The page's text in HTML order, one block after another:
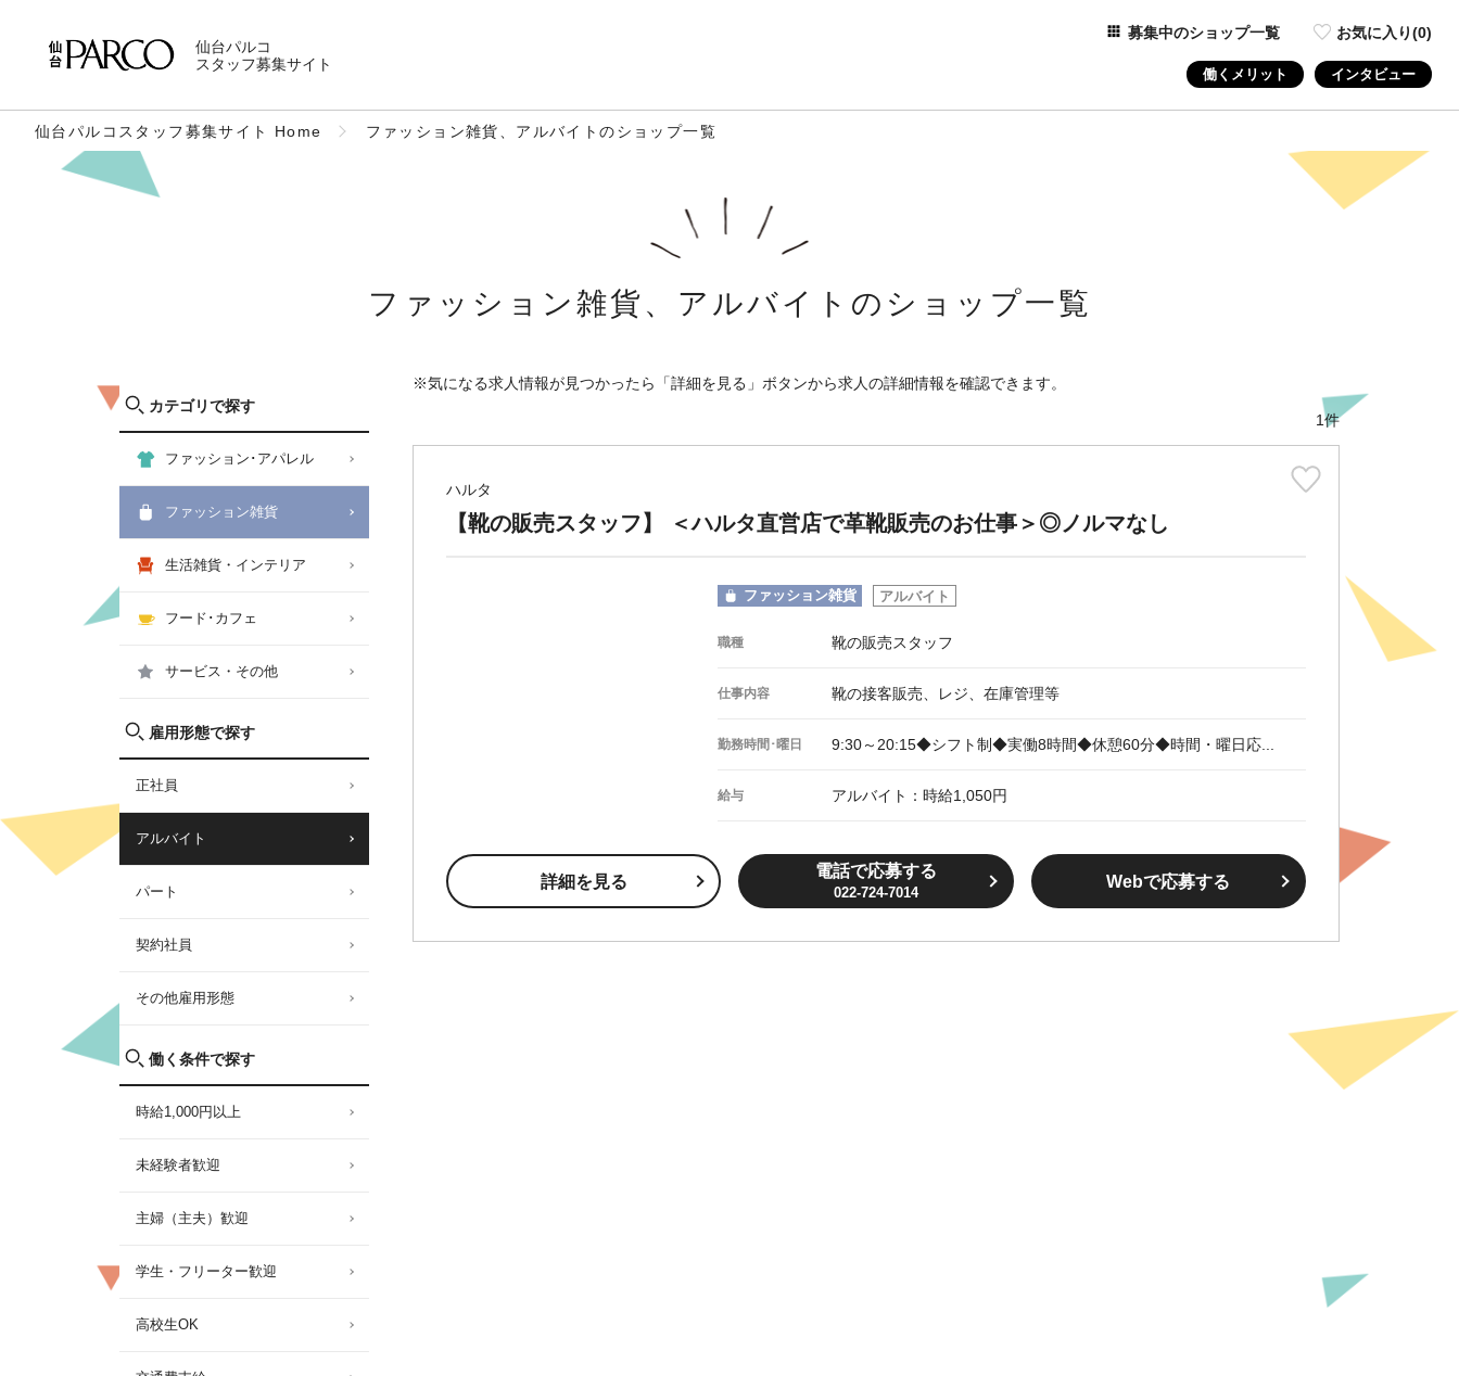
仙台パルコ
スタッフ募集サイト
募集中のショップ一覧 お気に入り(0)
働くメリット インタビュー
仙台パルコスタッフ募集サイト Home ファッション雑貨、アルバイトのショップ一覧
ファッション雑貨、アルバイトのショップ一覧
カテゴリで探す
ファッション･アパレル
ファッション雑貨
生活雑貨・インテリア
フード･カフェ
サービス・その他
雇用形態で探す
正社員
アルバイト
パート
契約社員
その他雇用形態
働く条件で探す
時給1,000円以上
未経験者歓迎
主婦（主夫）歓迎
学生・フリーター歓迎
高校生OK
※気になる求人情報が見つかったら「詳細を見る」ボタンから求人の詳細情報を確認できます。
1件
ハルタ
【靴の販売スタッフ】 ＜ハルタ直営店で革靴販売のお仕事＞◎ノルマなし
ファッション雑貨 アルバイト
職種 靴の販売スタッフ
仕事内容 靴の接客販売、レジ、在庫管理等
勤務時間･曜日 9:30～20:15◆シフト制◆実働8時間◆休憩60分◆時間・曜日応...
給与 アルバイト：時給1,050円
詳細を見る
電話で応募する
022-724-7014
Webで応募する